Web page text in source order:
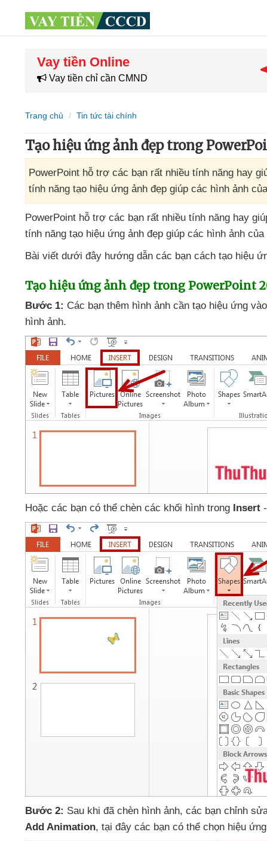
Vay tiền Online
Vay tiền chỉ cần CMND
Trang chủ Tin tức tài chính
Tạo hiệu ứng ảnh đẹp trong
PowerPoint hỗ trợ các bạn rất nhiều tính năng hay
tính năng tạo hiệu ứng ảnh đẹp giúp các hình ảnh
PowerPoint hỗ trợ các bạn rất nhiều tính năng hay
tính năng tạo hiệu ứng ảnh đẹp giúp các hình ảnh của
Bài viết dưới đây hướng dẫn các bạn cách tạo hiệu
Tạo hiệu ứng ảnh đẹp trong PowerPoint
Bước 1: Các bạn thêm hình ảnh cần tạo hiệu ứng
hình ảnh.
Hoặc các bạn có thể chèn các khối hình trong Insert
Bước 2: Sau khi đã chèn hình ảnh, các bạn chỉnh
Add Animation, tại đây các bạn có thể chọn hiệu